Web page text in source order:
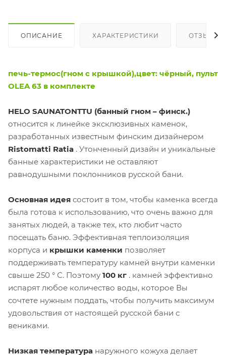
ОПИСАНИЕ ХАРАКТЕРИСТИКИ ОТЗЫВЫ
печь-термос(гном с крышкой),цвет: чёрный, пульт
OLEA 63 в комплекте
HELO SAUNATONTTU (банный гном – финск.)
относится к линейке эксклюзивных каменок,
разработанных известным финским дизайнером
Ristomatti Ratia . Утонченный дизайн и уникальные
банные характеристики не оставляют
равнодушными поклонников русской бани.
Основная идея состоит в том, чтобы каменка всегда
была готова к использованию, что очень важно для
занятых людей, а также тех, кто любит часто
посещать баню. Эффективная теплоизоляция
корпуса и крышки каменки позволяет
поддерживать температуру камней внутри каменки
свыше 250 ° С. Поэтому 100 кг . камней эффективно
испарят любое количество воды, которое Вы
сочтете нужным поддать, чтобы получить максимум
удовольствия от настоящей русской бани с
вениками.
Низкая температура наружного кожуха делает